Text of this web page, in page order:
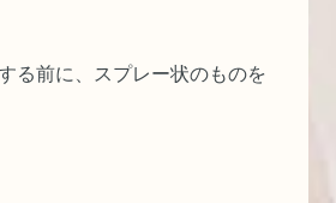
る前に、スプレー状のものを